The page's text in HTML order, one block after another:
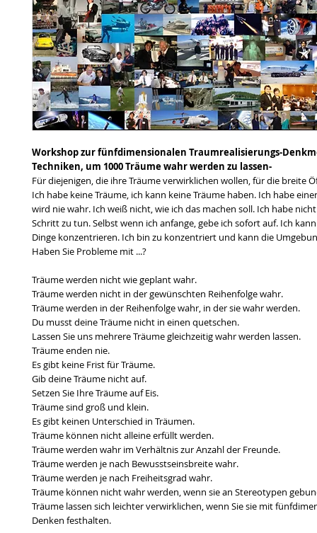
Workshop zur fünfdimensionalen Traumrealisierungs-
Techniken, um 1000 Träume wahr werden zu lassen-
Für diejenigen, die ihre Träume verwirklichen wollen, für die breite
Ich habe keine Träume, ich kann keine Träume haben. Ich habe
wird nie wahr. Ich weiß nicht, wie ich das machen soll. Ich habe
Schritt zu tun. Selbst wenn ich anfange, gebe ich sofort auf. Ich
Dinge konzentrieren. Ich bin zu konzentriert und kann die
Haben Sie Probleme mit ...?
Träume werden nicht wie geplant wahr.
Träume werden nicht in der gewünschten Reihenfolge wahr.
Träume werden in der Reihenfolge wahr, in der sie wahr werden.
Du musst deine Träume nicht in einen quetschen.
Lassen Sie uns mehrere Träume gleichzeitig wahr werden lassen.
Träume enden nie.
Es gibt keine Frist für Träume.
Gib deine Träume nicht auf.
Setzen Sie Ihre Träume auf Eis.
Träume sind groß und klein.
Es gibt keinen Unterschied in Träumen.
Träume können nicht alleine erfüllt werden.
Träume werden wahr im Verhältnis zur Anzahl der Freunde.
Träume werden je nach Bewusstseinsbreite wahr.
Träume werden je nach Freiheitsgrad wahr.
Träume können nicht wahr werden, wenn sie an Stereotypen
Träume lassen sich leichter verwirklichen, wenn Sie sie mit
Denken festhalten.